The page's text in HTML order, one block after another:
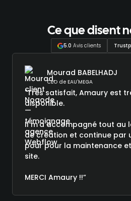
Ce que disent
5.0 Avis clients
Mourad BABELHADJ
CEO de EAU'MEGA
"Très satisfait, Amaury est
disponible.
Il m’a accompagné tout au
de création et continue par
pour pour la maintenance
site.
MERCI Amaury !!”